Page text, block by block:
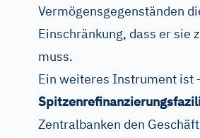
Vermögensgegenständen
Einschränkung, dass er sie
muss.
Ein weiteres Instrument ist
Zentralbanken den